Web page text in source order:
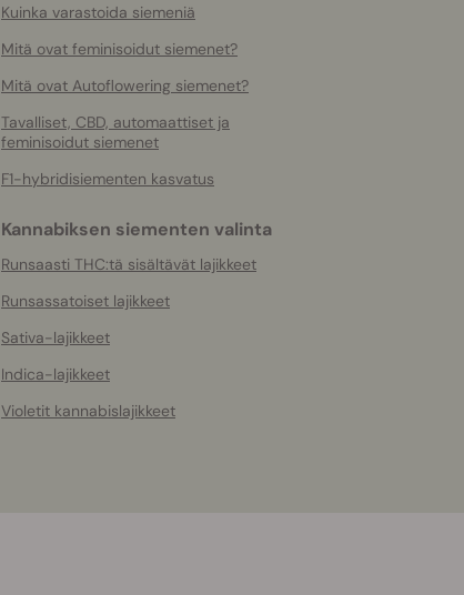
Kuinka varastoida siemeniä
Mitä ovat feminisoidut siemenet?
Mitä ovat Autoflowering siemenet?
Tavalliset, CBD, automaattiset ja
feminisoidut siemenet
F1-hybridisiementen kasvatus
Kannabiksen siementen valinta
Runsaasti THC:tä sisältävät lajikkeet
Runsassatoiset lajikkeet
Sativa-lajikkeet
Indica-lajikkeet
Violetit kannabislajikkeet